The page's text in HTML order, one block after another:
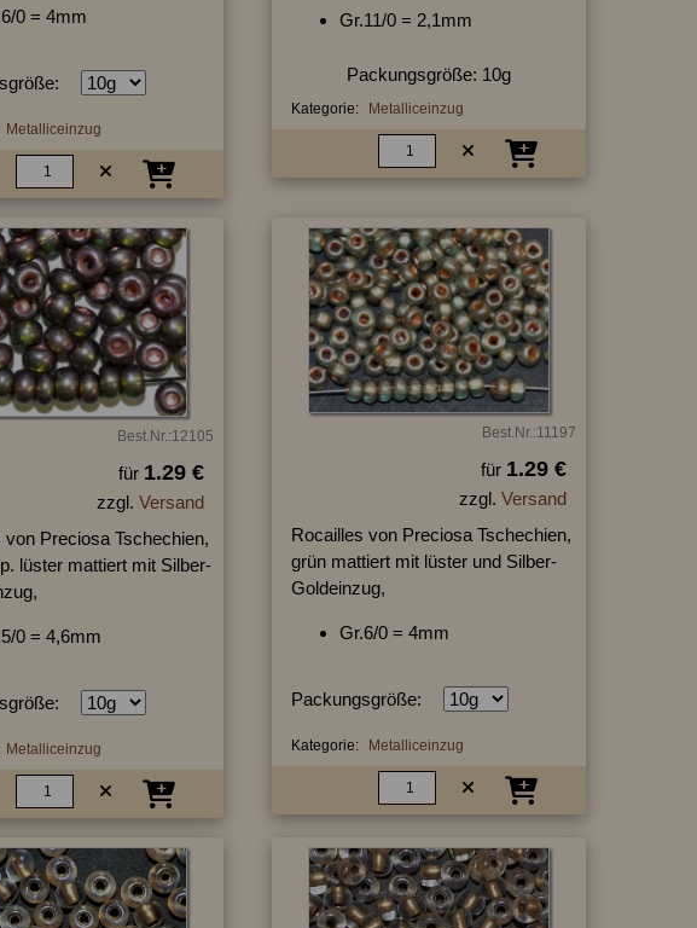
0 = 4mm
Metalliceinzug
Gr.11/0 = 2,1mm
Packungsgröße: 10g
Kategorie: Metalliceinzug
Best.Nr.:12105
für 1.29 €
zzgl. Versand
von Preciosa Tschechien,
lüster mattiert mit Silber-
0 = 4,6mm
Metalliceinzug
Best.Nr.:11197
für 1.29 €
zzgl. Versand
Rocailles von Preciosa Tschechien,
grün mattiert mit lüster und Silber-
Goldeinzug,
Gr.6/0 = 4mm
Packungsgröße:
Kategorie: Metalliceinzug